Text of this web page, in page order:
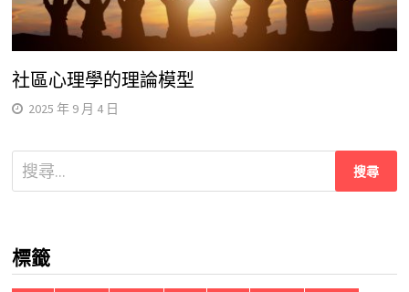
社區心理學的理論模型
2025 年 9 月 4 日
搜
尋
字:
標籤